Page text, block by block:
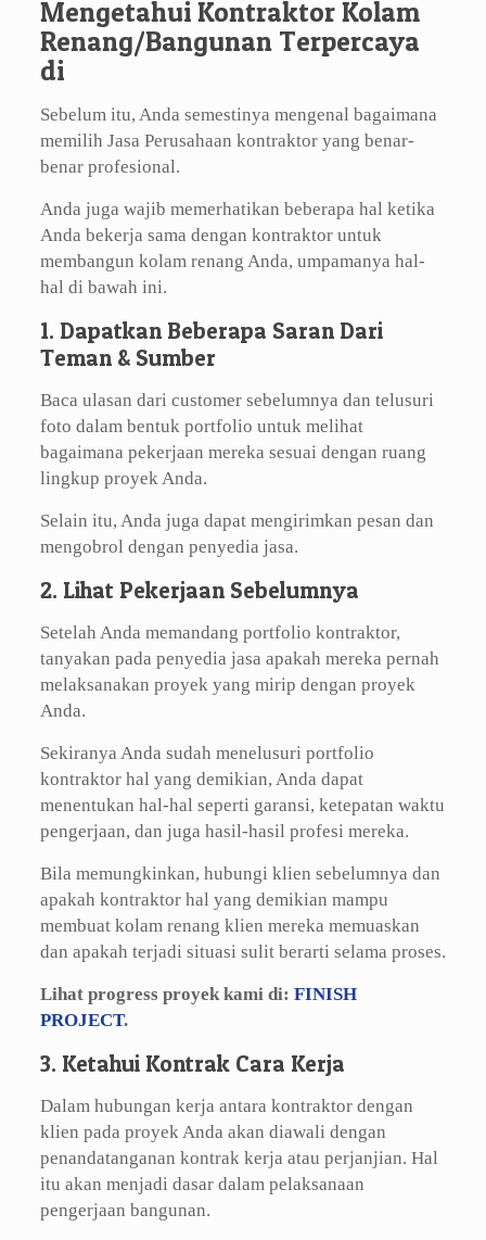
Mengetahui Kontraktor Kolam
Renang/Bangunan Terpercaya
di
Sebelum itu, Anda semestinya mengenal bagaimana
memilih Jasa Perusahaan kontraktor yang benar-
benar profesional.
Anda juga wajib memerhatikan beberapa hal ketika
Anda bekerja sama dengan kontraktor untuk
membangun kolam renang Anda, umpamanya hal-
hal di bawah ini.
1. Dapatkan Beberapa Saran Dari
Teman & Sumber
Baca ulasan dari customer sebelumnya dan telusuri
foto dalam bentuk portfolio untuk melihat
bagaimana pekerjaan mereka sesuai dengan ruang
lingkup proyek Anda.
Selain itu, Anda juga dapat mengirimkan pesan dan
mengobrol dengan penyedia jasa.
2. Lihat Pekerjaan Sebelumnya
Setelah Anda memandang portfolio kontraktor,
tanyakan pada penyedia jasa apakah mereka pernah
melaksanakan proyek yang mirip dengan proyek
Anda.
Sekiranya Anda sudah menelusuri portfolio
kontraktor hal yang demikian, Anda dapat
menentukan hal-hal seperti garansi, ketepatan waktu
pengerjaan, dan juga hasil-hasil profesi mereka.
Bila memungkinkan, hubungi klien sebelumnya dan
apakah kontraktor hal yang demikian mampu
membuat kolam renang klien mereka memuaskan
dan apakah terjadi situasi sulit berarti selama proses.
Lihat progress proyek kami di: FINISH
PROJECT.
3. Ketahui Kontrak Cara Kerja
Dalam hubungan kerja antara kontraktor dengan
klien pada proyek Anda akan diawali dengan
penandatanganan kontrak kerja atau perjanjian. Hal
itu akan menjadi dasar dalam pelaksanaan
pengerjaan bangunan.